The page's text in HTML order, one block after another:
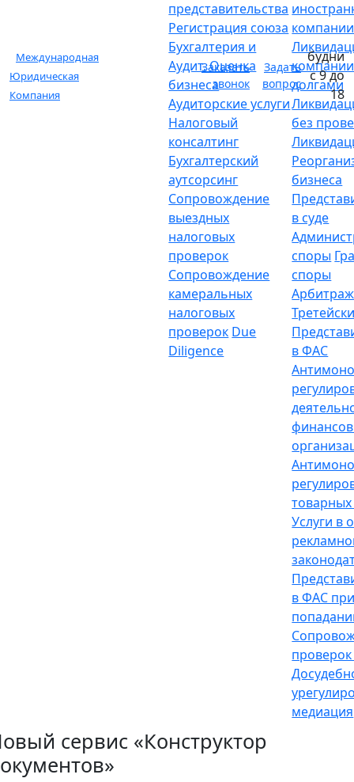
Международная
Юридическая
Компания
представительства
Регистрация союза
Бухгалтерия и
Аудит. Оценка
бизнеса
Аудиторские услуги
Налоговый
консалтинг
Бухгалтерский
аутсорсинг
Сопровождение
выездных
налоговых
проверок
Сопровождение
камеральных
налоговых
проверок Due
Diligence
компании
долгами
без
бизнеса
в суде
споры
споры
в ФАС
Услуги в
в ФАС
медиация
Заказать
звонок
Задать
вопрос
будни
с 9 до
18
сервис «Конструктор